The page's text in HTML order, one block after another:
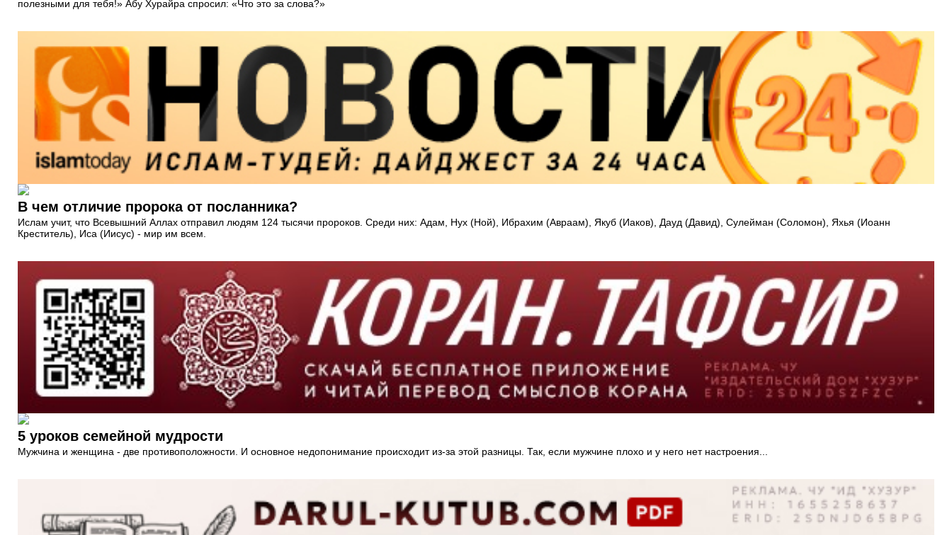
полезными для тебя!» Абу Хурайра спросил: «Что это за слова?»
В чем отличие пророка от посланника?
Ислам учит, что Всевышний Аллах отправил людям 124 тысячи пророков. Среди них: Адам, Нух (Ной), Ибрахим (Авраам), Якуб (Иаков), Дауд (Давид), Сулейман (Соломон), Яхья (Иоанн
Креститель), Иса (Иисус) - мир им всем.
5 уроков семейной мудрости
Мужчина и женщина - две противоположности. И основное недопонимание происходит из-за этой разницы. Так, если мужчине плохо и у него нет настроения...